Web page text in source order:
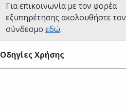
Για επικοινωνία με τον φορέα
εξυπηρέτησης ακολουθήστε τον
σύνδεσμο εδώ.
Οδηγίες Χρήσης